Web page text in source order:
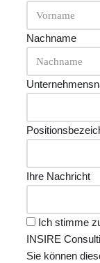
Nachname
Ihre Nachricht
Ich stimme
INSIRE
Sie können